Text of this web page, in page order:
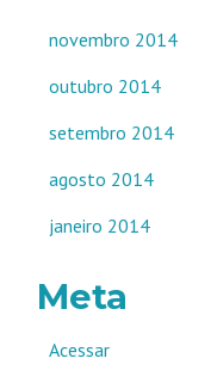
novembro 2014
outubro 2014
setembro 2014
agosto 2014
janeiro 2014
Meta
Acessar